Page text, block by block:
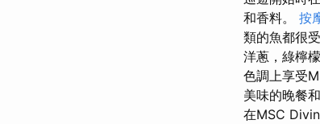
和香料。 按
類的魚都很
洋蔥，綠檸
色調上享受
美味的晚餐
在MSC